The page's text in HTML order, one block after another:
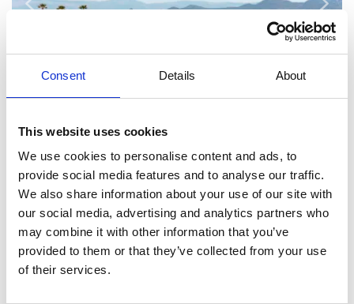
Consent Details About
This website uses cookies
We use cookies to personalise content and ads, to
provide social media features and to analyse our traffic.
We also share information about your use of our site with
our social media, advertising and analytics partners who
may combine it with other information that you’ve
provided to them or that they’ve collected from your use
of their services.
Inspiration für Ihren Urlaub: